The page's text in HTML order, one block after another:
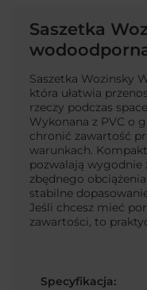
Saszetka
Saszetka Wozinsky
która ułatwia
rzeczy podczas
Wykonana z PVC o
chronić zawartość
warunkach.
pozwalają
zbędnego
stabilne
Jeśli chcesz mieć
zawartości, to
Specyfikacja: